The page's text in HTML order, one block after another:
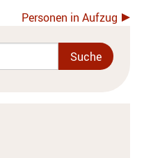
Personen in Aufzug